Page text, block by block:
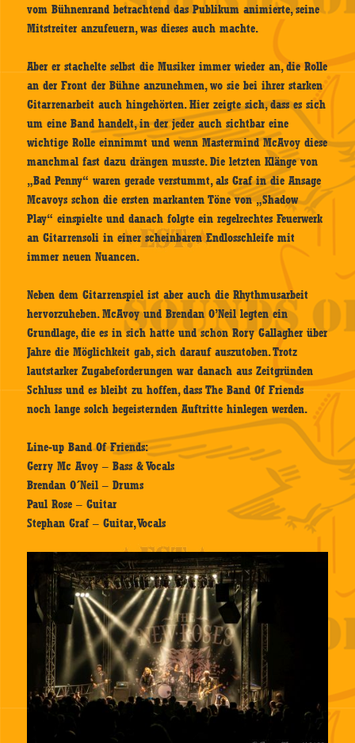
vom Bühnenrand betrachtend das Publikum animierte, seine
Mitstreiter anzufeuern, was dieses auch machte.
Aber er stachelte selbst die Musiker immer wieder an, die Rolle
an der Front der Bühne anzunehmen, wo sie bei ihrer starken
Gitarrenarbeit auch hingehörten. Hier zeigte sich, dass es sich
um eine Band handelt, in der jeder auch sichtbar eine
wichtige Rolle einnimmt und wenn Mastermind McAvoy diese
manchmal fast dazu drängen musste. Die letzten Klänge von
„Bad Penny“ waren gerade verstummt, als Graf in die Ansage
Mcavoys schon die ersten markanten Töne von „Shadow
Play“ einspielte und danach folgte ein regelrechtes Feuerwerk
an Gitarrensoli in einer scheinbaren Endlosschleife mit
immer neuen Nuancen.
Neben dem Gitarrenspiel ist aber auch die Rhythmusarbeit
hervorzuheben. McAvoy und Brendan O’Neil legten ein
Grundlage, die es in sich hatte und schon Rory Gallagher über
Jahre die Möglichkeit gab, sich darauf auszutoben. Trotz
lautstarker Zugabeforderungen war danach aus Zeitgründen
Schluss und es bleibt zu hoffen, dass The Band Of Friends
noch lange solch begeisternden Auftritte hinlegen werden.
Line-up Band Of Friends:
Gerry Mc Avoy – Bass & Vocals
Brendan O´Neil – Drums
Paul Rose – Guitar
Stephan Graf – Guitar, Vocals